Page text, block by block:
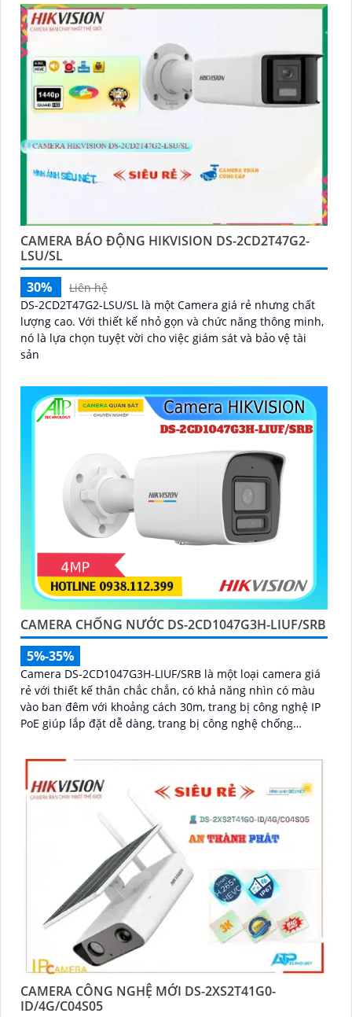
CAMERA BÁO ĐỘNG HIKVISION DS-2CD2T47G2-
LSU/SL
30%
Liên hệ
DS-2CD2T47G2-LSU/SL là một Camera giá rẻ nhưng chất
lượng cao. Với thiết kế nhỏ gọn và chức năng thông minh,
nó là lựa chọn tuyệt vời cho việc giám sát và bảo vệ tài
sản
CAMERA CHỐNG NƯỚC DS-2CD1047G3H-LIUF/SRB
5%-35%
Camera DS-2CD1047G3H-LIUF/SRB là một loại camera giá
rẻ với thiết kế thân chắc chắn, có khả năng nhìn có màu
vào ban đêm với khoảng cách 30m, trang bị công nghệ IP
PoE giúp lắp đặt dễ dàng, trang bị công nghệ chống
CAMERA CÔNG NGHỆ MỚI DS-2XS2T41G0-
ID/4G/C04S05